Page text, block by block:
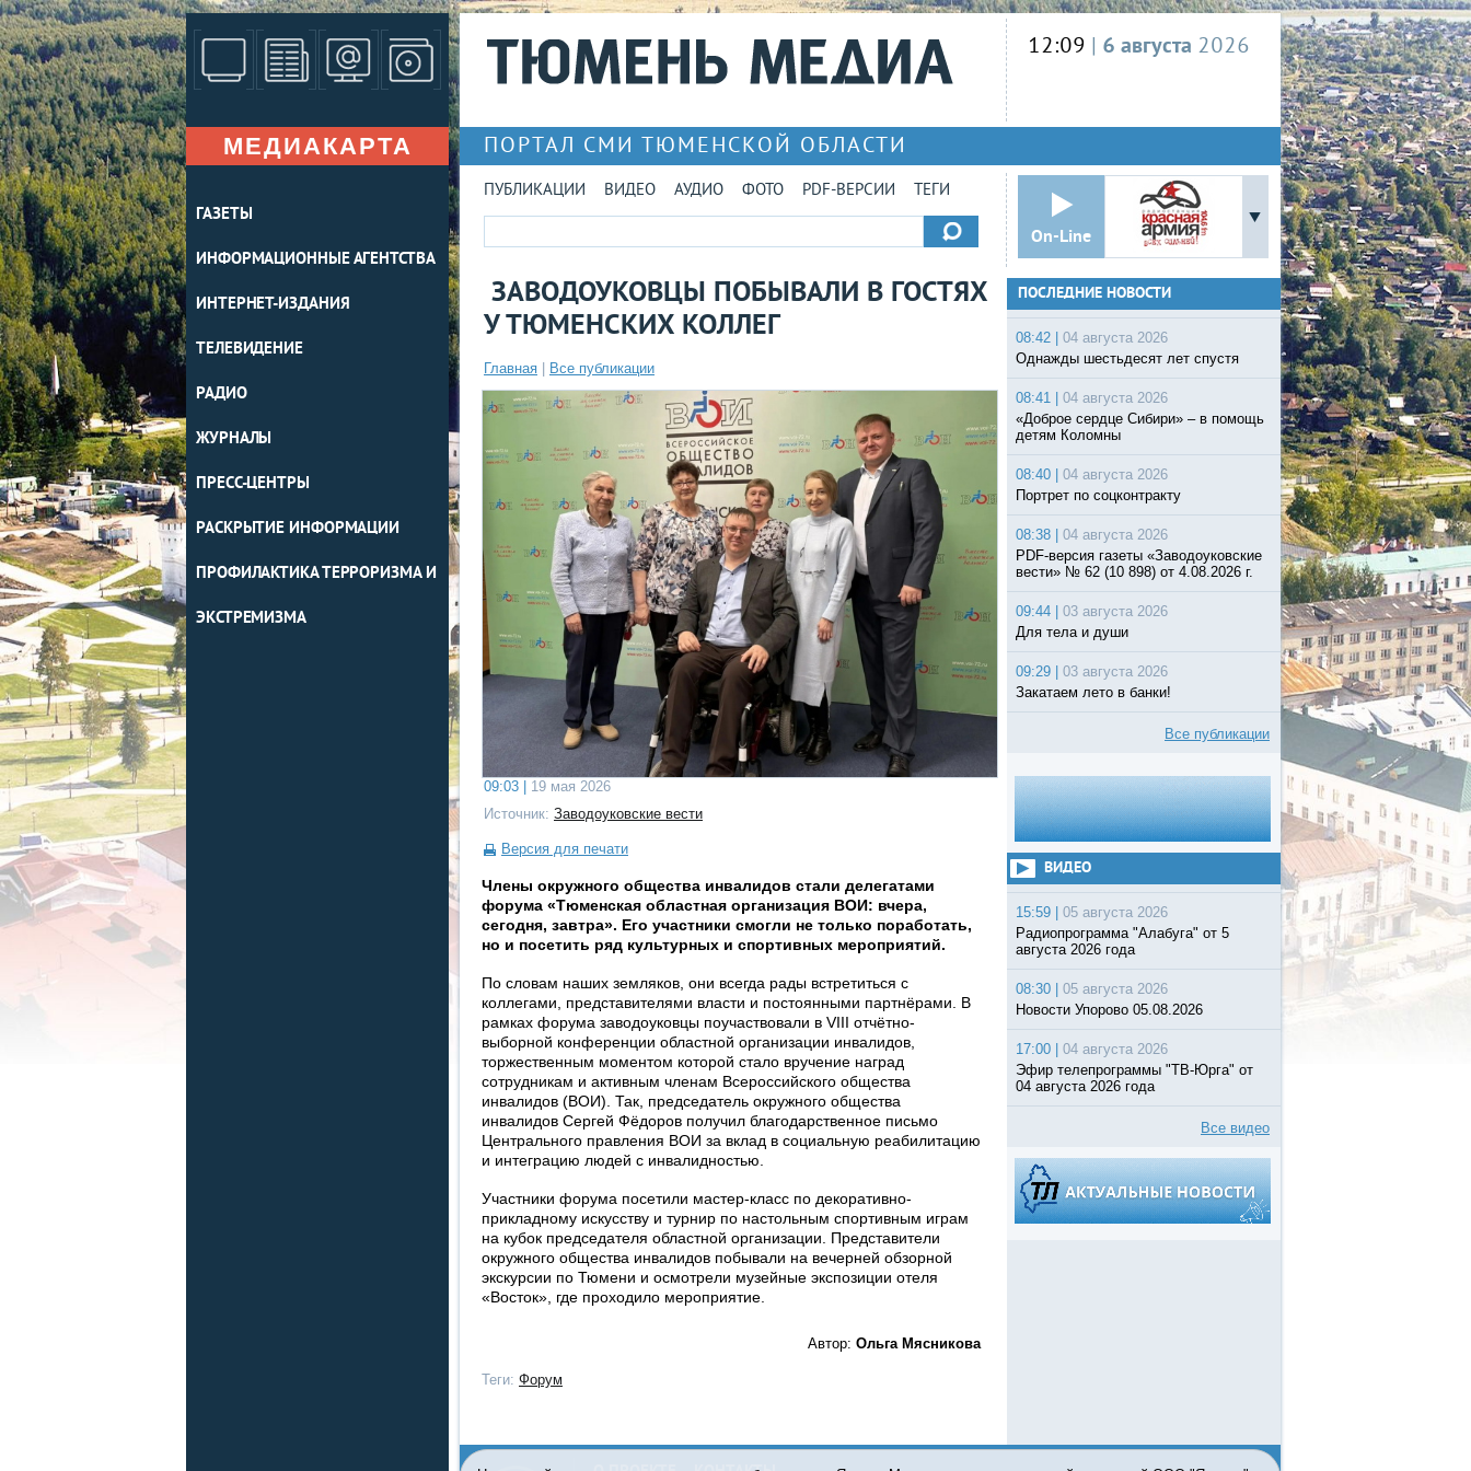
МЕДИАКАРТА
ГАЗЕТЫ
ИНФОРМАЦИОННЫЕ АГЕНТСТВА
ИНТЕРНЕТ-ИЗДАНИЯ
ТЕЛЕВИДЕНИЕ
РАДИО
ЖУРНАЛЫ
ПРЕСС-ЦЕНТРЫ
РАСКРЫТИЕ ИНФОРМАЦИИ
ПРОФИЛАКТИКА ТЕРРОРИЗМА И
ЭКСТРЕМИЗМА
12:09 | 6 августа 2026
ПОРТАЛ СМИ ТЮМЕНСКОЙ ОБЛАСТИ
ПУБЛИКАЦИИ ВИДЕО АУДИО ФОТО PDF-ВЕРСИИ ТЕГИ
On-Line
ЗАВОДОУКОВЦЫ ПОБЫВАЛИ В ГОСТЯХ
У ТЮМЕНСКИХ КОЛЛЕГ
Главная Все публикации
09:03 | 19 мая 2026
Источник: Заводоуковские вести
Версия для печати
Члены окружного общества инвалидов стали делегатами
форума «Тюменская областная организация ВОИ: вчера,
сегодня, завтра». Его участники смогли не только поработать,
но и посетить ряд культурных и спортивных мероприятий.
По словам наших земляков, они всегда рады встретиться с
коллегами, представителями власти и постоянными партнёрами. В
рамках форума заводоуковцы поучаствовали в VIII отчётно-
выборной конференции областной организации инвалидов,
торжественным моментом которой стало вручение наград
сотрудникам и активным членам Всероссийского общества
инвалидов (ВОИ). Так, председатель окружного общества
инвалидов Сергей Фёдоров получил благодарственное письмо
Центрального правления ВОИ за вклад в социальную реабилитацию
и интеграцию людей с инвалидностью.
Участники форума посетили мастер-класс по декоративно-
прикладному искусству и турнир по настольным спортивным играм
на кубок председателя областной организации. Представители
окружного общества инвалидов побывали на вечерней обзорной
экскурсии по Тюмени и осмотрели музейные экспозиции отеля
«Восток», где проходило мероприятие.
Автор: Ольга Мясникова
Теги: Форум
ПОСЛЕДНИЕ НОВОСТИ
08:42 |
04 августа 2026
Однажды шестьдесят лет спустя
08:41 |
04 августа 2026
«Доброе сердце Сибири» – в помощь
детям Коломны
08:40 |
04 августа 2026
Портрет по соцконтракту
08:38 |
04 августа 2026
PDF-версия газеты «Заводоуковские
вести» № 62 (10 898) от 4.08.2026 г.
09:44 |
03 августа 2026
Для тела и души
09:29 |
03 августа 2026
Закатаем лето в банки!
Все публикации
ВИДЕО
15:59 |
05 августа 2026
Радиопрограмма "Алабуга" от 5
августа 2026 года
08:30 |
05 августа 2026
Новости Упорово 05.08.2026
17:00 |
04 августа 2026
Эфир телепрограммы "ТВ-Юрга" от
04 августа 2026 года
Все видео